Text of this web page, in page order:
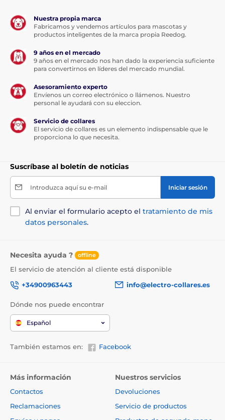
Nuestra propia marca
Fabricamos y vendemos artículos para mascotas y
productos inteligentes de la marca propia Reedog.
9 años en el mercado
9 años en el mercado nos han dado la experiencia suficiente
para convertirnos en líderes del mercado mundial.
Asesoramiento experto
Envíenos un correo electrónico o llámenos. Nuestro
personal le ayudará con su eleccion.
Servicio de collares
El servicio de collares es un elemento indispensable que le
proporciona lo que necesita.
Suscríbase al boletín de noticias
Introduzca aquí su e-mail Iniciar sesión
Al enviar el formulario acepto el tratamiento de mis
datos personales.
Necesita ayuda ? offline
El servicio de atención al cliente está disponible
+34900963443
info@electro-collares.es
Dónde nos puede encontrar
Español
También estamos en: Facebook
Más información
Contactos
Reclamaciones
Nuestros servicios
Devoluciones
Servicio de productos